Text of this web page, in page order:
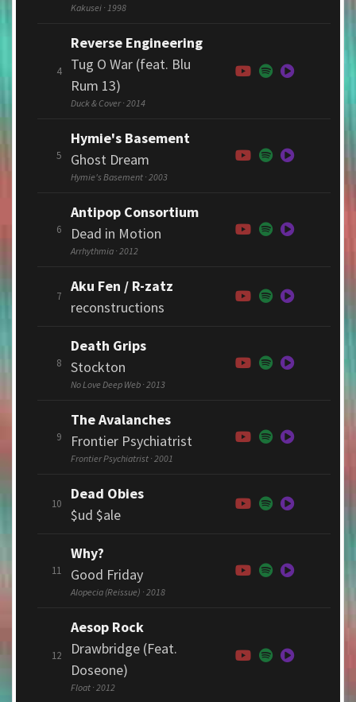
Kakusei · 1998
4
Reverse Engineering
Tug O War (feat. Blu
Rum 13)
Duck & Cover · 2014
5
Hymie's Basement
Ghost Dream
Hymie's Basement · 2003
6
Antipop Consortium
Dead in Motion
Arrhythmia · 2012
7
Aku Fen / R-zatz
reconstructions
8
Death Grips
Stockton
No Love Deep Web · 2013
9
The Avalanches
Frontier Psychiatrist
Frontier Psychiatrist · 2001
10
Dead Obies
$ud $ale
11
Why?
Good Friday
Alopecia (Reissue) · 2018
12
Aesop Rock
Drawbridge (Feat.
Doseone)
Float · 2012